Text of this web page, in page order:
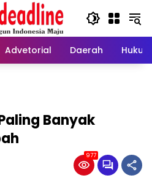
Advetorial Daerah Hukum
Banyak
977